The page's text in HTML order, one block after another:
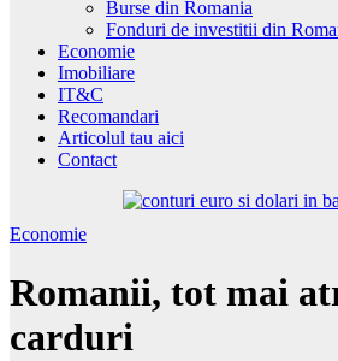
Burse din Romania
Fonduri de investitii din
Economie
Imobiliare
IT&C
Recomandari
Articolul tau aici
Contact
Economie
Romanii, tot mai
carduri